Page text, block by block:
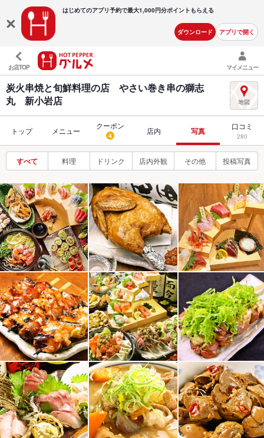
はじめてのアプリ予約で最大1,000円分ポイントもらえる
ダウンロード アプリで開く
お店TOP マイメニュー
炭火串焼と旬鮮料理の店 やさい巻き串の獅志
丸 新小岩店
トップ メニュー
クーポン
4 店内 写真 口コミ
280
すべて 料理 ドリンク 店内外観 その他 投稿写真